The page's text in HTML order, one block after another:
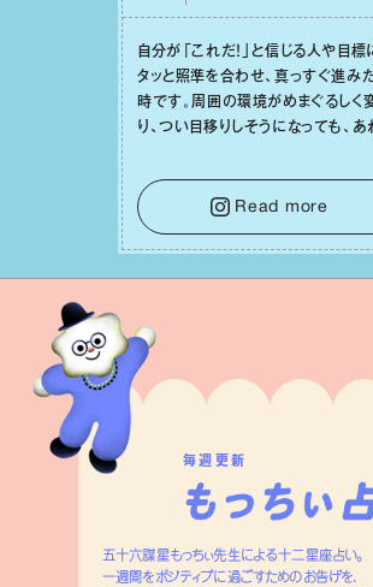
⾃分が「これだ！」と信じる⼈や⽬標
タッと照準を合わせ、真っすぐ進み
時です。周囲の環境がめまぐるしく
り、つい⽬移りしそうになっても、あ
をそっと⼿放し、⽬の前のことに集中
しょう。そのブレない決意が、あなた
って有意義で安定した成果を引き寄
す。
Read more
毎週更新
五十六謀星もっちぃ先生による十二星座占い。
一週間をポジティブに過ごすためのお告げを、